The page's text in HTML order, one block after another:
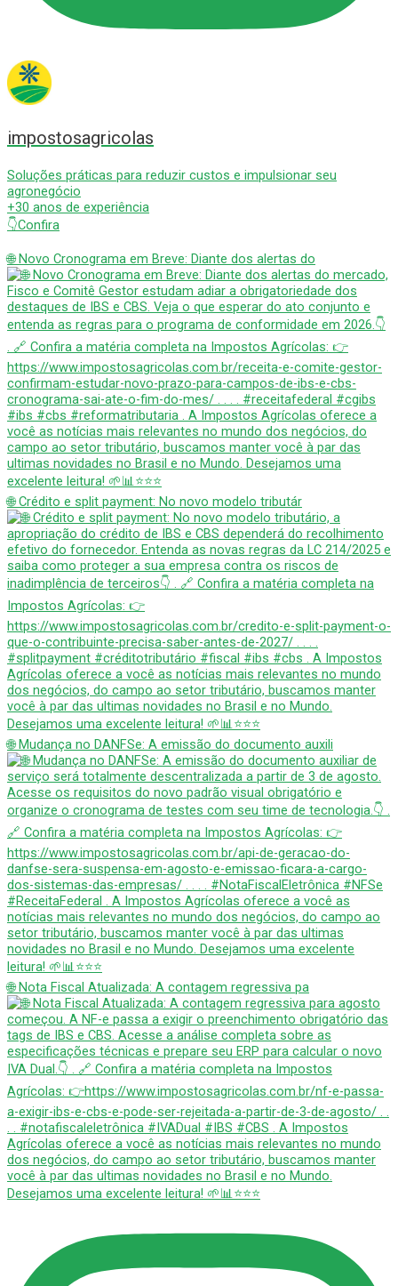
impostosagricolas
Soluções práticas para reduzir custos e impulsionar seu
agronegócio
+30 anos de experiência
👇Confira
🌐 Novo Cronograma em Breve: Diante dos alertas do
🌐 Crédito e split payment: No novo modelo tributár
🌐 Mudança no DANFSe: A emissão do documento auxili
🌐 Nota Fiscal Atualizada: A contagem regressiva pa